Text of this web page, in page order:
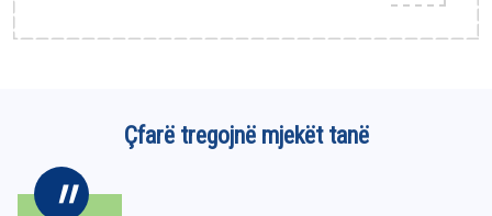
Çfarë tregojnë mjekët tanë